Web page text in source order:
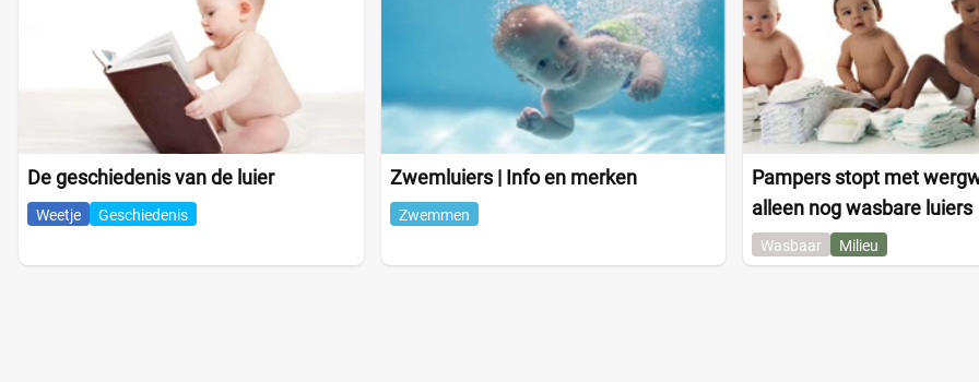
De geschiedenis van de luier
Weetje Geschiedenis
Zwemluiers | Info en merken
Zwemmen
Pampers stopt met
alleen nog wasbare luiers
Wasbaar Milieu